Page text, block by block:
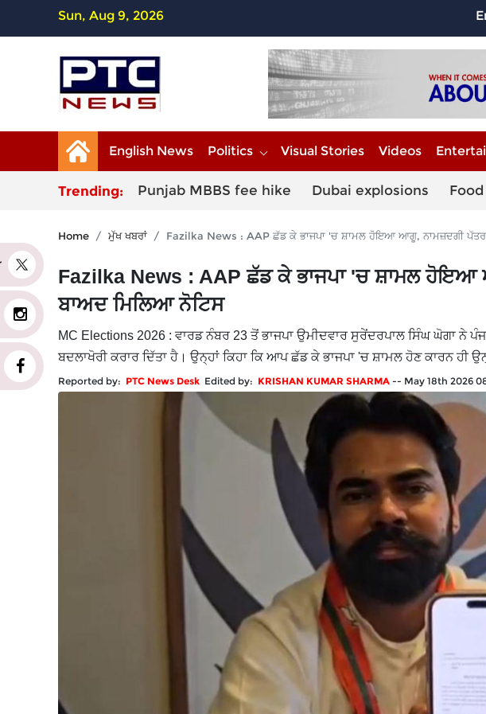
Sun, Aug 9, 2026
English News Politics Visual Stories Videos
Trending: Punjab MBBS fee hike Dubai explosions
Home ਮੁੱਖ ਖਬਰਾਂ Fazilka News : AAP ਛੱਡ ਕੇ ਭਾਜਪਾ 'ਚ ਸ਼ਾਮਲ ਹੋਇਆ ਆਗੂ, ਨਾਮਜ਼ਦਗੀ
Fazilka News : AAP ਛੱਡ ਕੇ ਭਾਜਪਾ 'ਚ ਸ਼ਾਮਲ
ਬਾਅਦ ਮਿਲਿਆ ਨੋਟਿਸ
MC Elections 2026 : ਵਾਰਡ ਨੰਬਰ 23 ਤੋਂ ਭਾਜਪਾ ਉਮੀਦਵਾਰ ਸੁਰੇਂਦਰਪਾਲ ਸਿੰਘ ਘੋਗਾ
ਬਦਲਾਖੋਰੀ ਕਰਾਰ ਦਿੱਤਾ ਹੈ। ਉਨ੍ਹਾਂ ਕਿਹਾ ਕਿ ਆਪ ਛੱਡ ਕੇ ਭਾਜਪਾ 'ਚ ਸ਼ਾਮਲ ਹੋਣ ਕਾਰਨ ਹੀ
Reported by: PTC News Desk Edited by: KRISHAN KUMAR SHARMA -- May 18th 2026